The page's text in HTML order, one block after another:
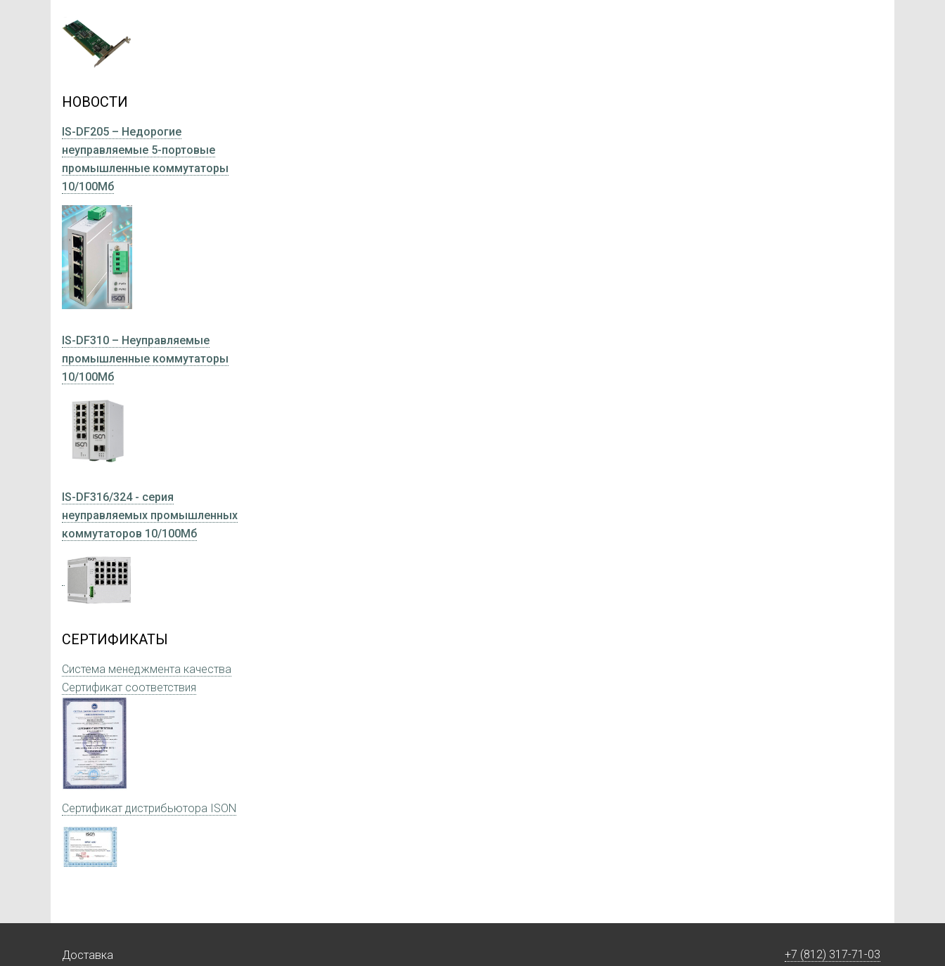
НОВОСТИ
IS-DF205 – Недорогие
неуправляемые 5-портовые
промышленные коммутаторы
10/100Мб
IS-DF310 – Неуправляемые
промышленные коммутаторы
10/100Мб
IS-DF316/324 - серия
неуправляемых промышленных
коммутаторов 10/100Мб
СЕРТИФИКАТЫ
Система менеджмента качества
Сертификат соответствия
Сертификат дистрибьютора ISON
Доставка +7 (812) 317-71-03